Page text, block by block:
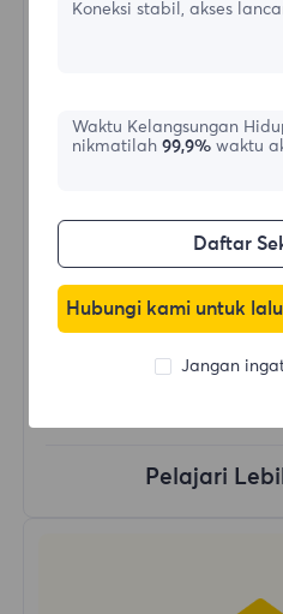
$? /
Beli
Penggunaan Data
Lebih dari 50 wilayah
Pelajari
Koneksi stabil, akses
Waktu Kelangsungan
nikmatilah 99,9%waktu
Daftar
Hubungi kami untuk
Jangan